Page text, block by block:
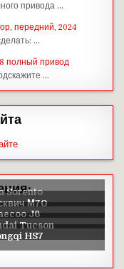
привода …
передний, 2024
…
полный привод
…